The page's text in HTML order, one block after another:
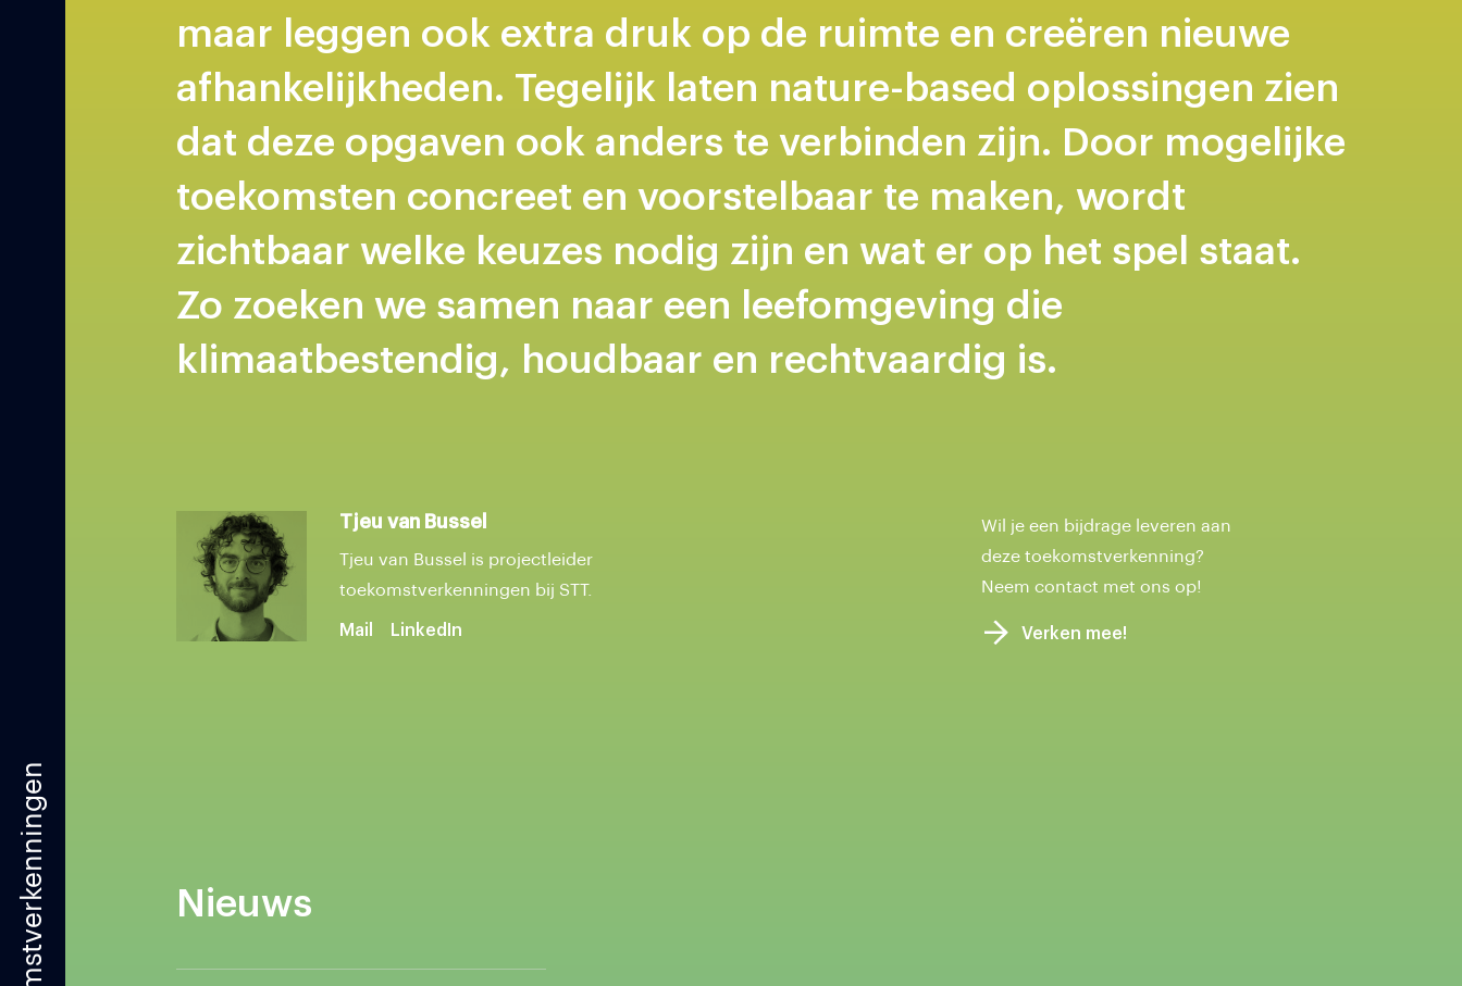
Toekomstverkenningen
maar leggen ook extra druk op de ruimte en creëren nieuwe
afhankelijkheden. Tegelijk laten nature-based oplossingen zien
dat deze opgaven ook anders te verbinden zijn. Door mogelijke
toekomsten concreet en voorstelbaar te maken, wordt
zichtbaar welke keuzes nodig zijn en wat er op het spel staat.
Zo zoeken we samen naar een leefomgeving die
klimaatbestendig, houdbaar en rechtvaardig is.
Tjeu van Bussel
Tjeu van Bussel is projectleider
toekomstverkenningen bij STT.
Mail LinkedIn
Wil je een bijdrage leveren aan
deze toekomstverkenning?
Neem contact met ons op!
Verken mee!
Nieuws